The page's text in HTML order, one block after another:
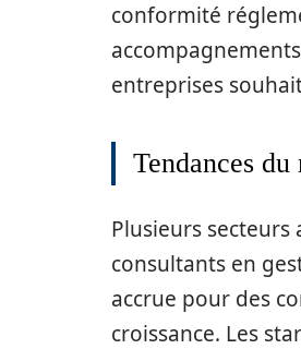
conformité
entreprises
Tendances
Plusieurs
consultants en
accrue pour des
croissance. Les